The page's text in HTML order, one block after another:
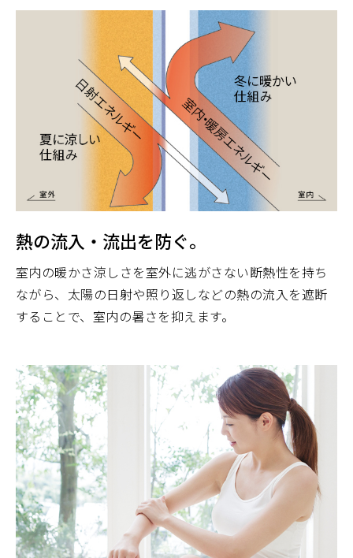
熱の流入・流出を防ぐ。
室内の暖かさ涼しさを室外に逃がさない断熱性を持ち
ながら、太陽の日射や照り返しなどの熱の流入を遮断
することで、室内の暑さを抑えます。